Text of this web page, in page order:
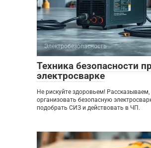
Электробезопасность
Техника безопасности
электросварке
Не рискуйте здоровьем! Рассказываем,
организовать безопасную
подобрать СИЗ и действовать в ЧП.